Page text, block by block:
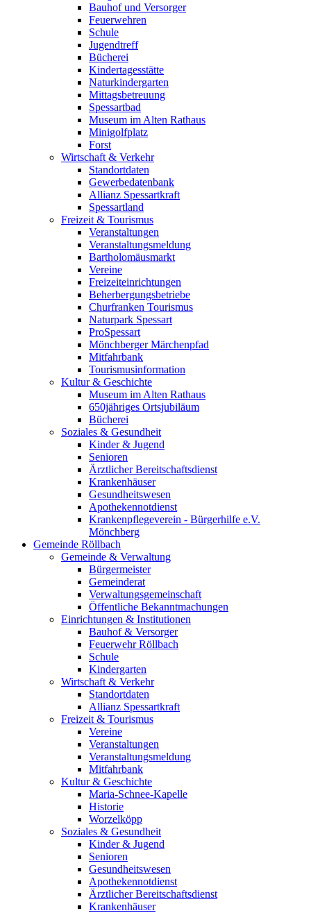
Bauhof und Versorger
Feuerwehren
Schule
Jugendtreff
Bücherei
Kindertagesstätte
Naturkindergarten
Mittagsbetreuung
Spessartbad
Museum im Alten Rathaus
Minigolfplatz
Forst
Wirtschaft & Verkehr
Standortdaten
Gewerbedatenbank
Allianz Spessartkraft
Spessartland
Freizeit & Tourismus
Veranstaltungen
Veranstaltungsmeldung
Bartholomäusmarkt
Vereine
Freizeiteinrichtungen
Beherbergungsbetriebe
Churfranken Tourismus
Naturpark Spessart
ProSpessart
Mönchberger Märchenpfad
Mitfahrbank
Tourismusinformation
Kultur & Geschichte
Museum im Alten Rathaus
650jähriges Ortsjubiläum
Bücherei
Soziales & Gesundheit
Kinder & Jugend
Senioren
Ärztlicher Bereitschaftsdienst
Krankenhäuser
Gesundheitswesen
Apothekennotdienst
Krankenpflegeverein - Bürgerhilfe e.V.
Mönchberg
Gemeinde Röllbach
Gemeinde & Verwaltung
Bürgermeister
Gemeinderat
Verwaltungsgemeinschaft
Öffentliche Bekanntmachungen
Einrichtungen & Institutionen
Bauhof & Versorger
Feuerwehr Röllbach
Schule
Kindergarten
Wirtschaft & Verkehr
Standortdaten
Allianz Spessartkraft
Freizeit & Tourismus
Vereine
Veranstaltungen
Veranstaltungsmeldung
Mitfahrbank
Kultur & Geschichte
Maria-Schnee-Kapelle
Historie
Worzelköpp
Soziales & Gesundheit
Kinder & Jugend
Senioren
Gesundheitswesen
Apothekennotdienst
Ärztlicher Bereitschaftsdienst
Krankenhäuser